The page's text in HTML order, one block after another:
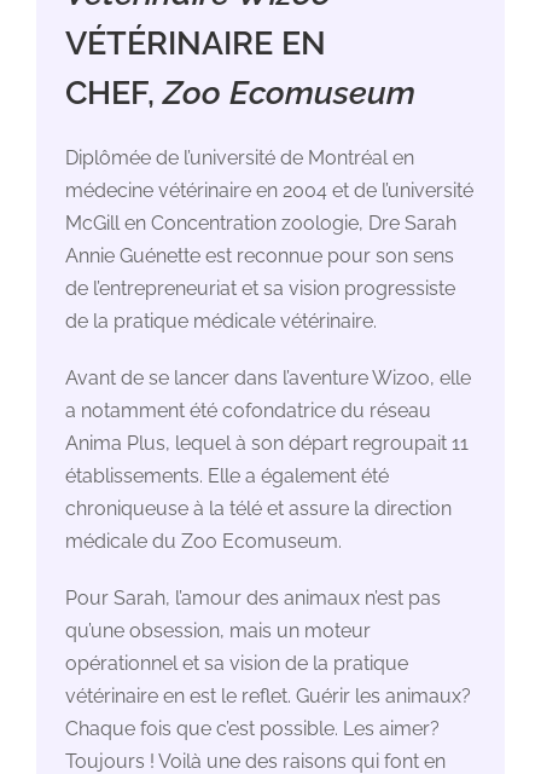
VÉTÉRINAIRE EN
CHEF,Zoo Ecomuseum
Diplômée de l’université de Montréal en
médecine vétérinaire en 2004 et de l’université
McGill en Concentration zoologie, Dre Sarah
Annie Guénette est reconnue pour son sens
de l’entrepreneuriat et sa vision progressiste
de la pratique médicale vétérinaire.
Avant de se lancer dans l’aventure Wizoo, elle
a notamment été cofondatrice du réseau
Anima Plus, lequel à son départ regroupait 11
établissements. Elle a également été
chroniqueuse à la télé et assure la direction
médicale du Zoo Ecomuseum.
Pour Sarah, l’amour des animaux n’est pas
qu’une obsession, mais un moteur
opérationnel et sa vision de la pratique
vétérinaire en est le reflet. Guérir les animaux?
Chaque fois que c’est possible. Les aimer?
Toujours ! Voilà une des raisons qui font en